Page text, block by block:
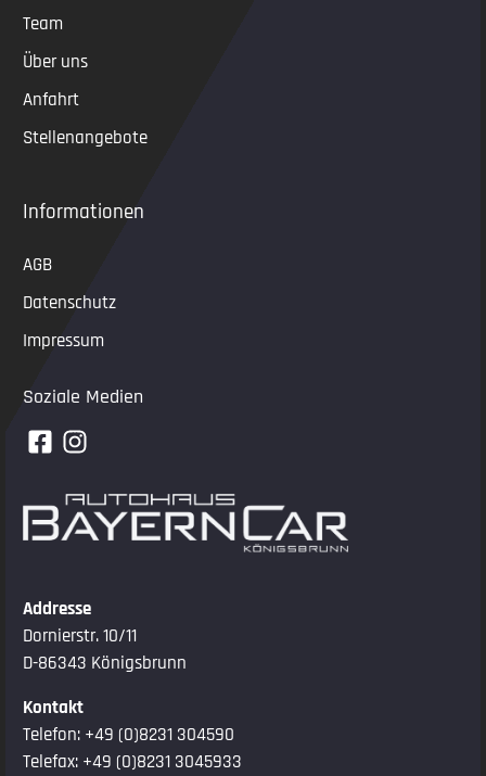
Addresse
Dornierstr. 10/11
D-86343 Königsbrunn
Kontakt
Telefon: +49 (0)8231 304590
Telefax: +49 (0)8231 3045933
Team
Über uns
Anfahrt
Stellenangebote
Informationen
AGB
Datenschutz
Impressum
Soziale Medien